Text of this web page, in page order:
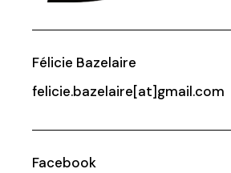
Félicie Bazelaire
felicie.bazelaire[at]gmail.com
Facebook